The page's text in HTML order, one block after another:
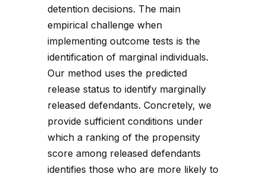
detention decisions. The main
empirical challenge when
implementing outcome tests is the
identification of marginal individuals.
Our method uses the predicted
release status to identify marginally
released defendants. Concretely, we
provide sufficient conditions under
which a ranking of the propensity
score among released defendants
identifies those who are more likely to